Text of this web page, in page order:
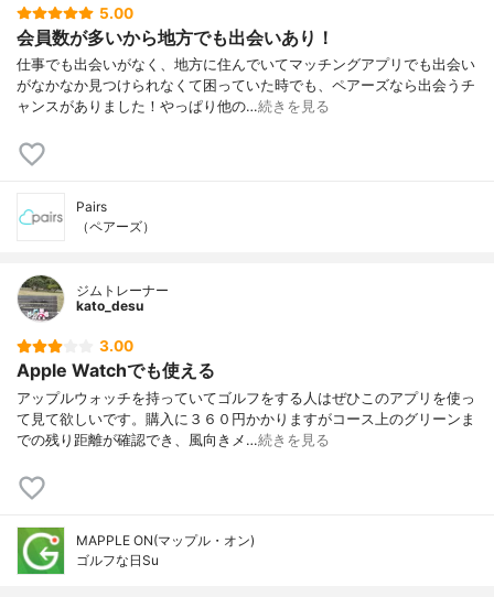
5.00
会員数が多いから地方でも出会いあり！
仕事でも出会いがなく、地方に住んでいてマッチングアプリでも出会い
がなかなか見つけられなくて困っていた時でも、ペアーズなら出会うチ
ャンスがありました！やっぱり他の…続きを見る
Pairs
（ペアーズ）
ジムトレーナー
kato_desu
3.00
Apple Watchでも使える
アップルウォッチを持っていてゴルフをする人はぜひこのアプリを使っ
て見て欲しいです。購入に３６０円かかりますがコース上のグリーンま
での残り距離が確認でき、風向きメ…続きを見る
MAPPLE ON(マップル・オン)
ゴルフな日Su